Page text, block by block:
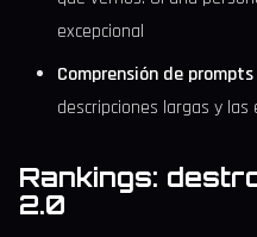
excepcional
Comprensión de
descripciones largas y
Rankings:
2.0